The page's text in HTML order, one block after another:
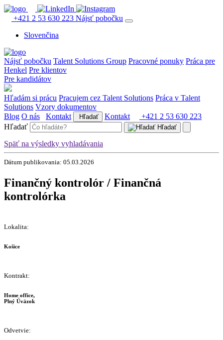
+421 2 53 630 223 Nájsť pobočku
Slovenčina
Nájsť pobočku Talent Solutions Group Pracovné ponuky Práca pre
Henkel Pre klientov
Pre kandidátov
Hľadám si prácu Pracujem cez Talent Solutions Práca v Talent
Solutions Vzory dokumentov
Blog O nás Kontakt Hľadať Kontakt
+421 2 53 630 223
Hľadať
Hľadať
Späť na výsledky vyhladávania
Dátum publikovania: 05.03.2026
Finančný kontrolór / Finančná
kontrolórka
Lokalita:
Košice
Kontrakt:
Home office,
Plný Úväzok
Odvetvie: